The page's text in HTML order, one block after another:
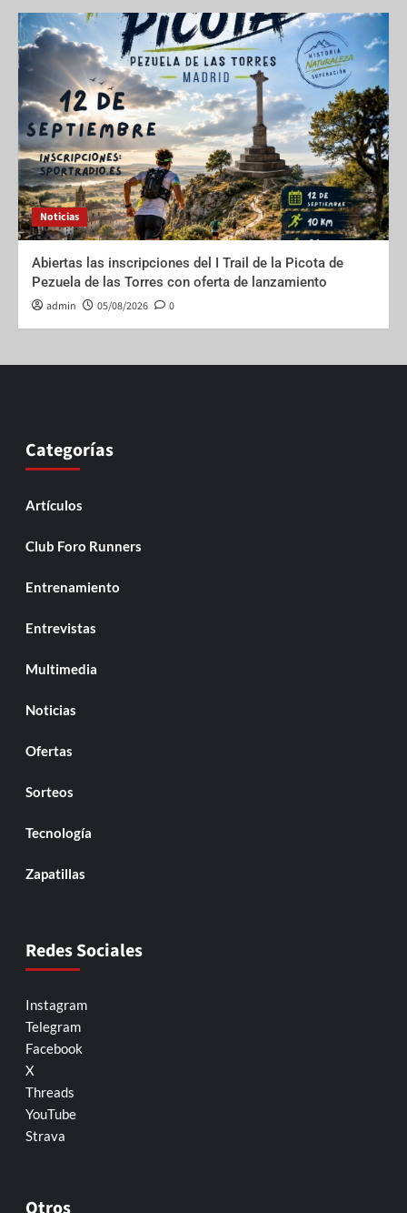
Noticias
Abiertas las inscripciones del I Trail de la Picota de
Pezuela de las Torres con oferta de lanzamiento
admin 05/08/2026 0
Categorías
Artículos
Club Foro Runners
Entrenamiento
Entrevistas
Multimedia
Noticias
Ofertas
Sorteos
Tecnología
Zapatillas
Redes Sociales
Instagram
Telegram
Facebook
X
Threads
YouTube
Strava